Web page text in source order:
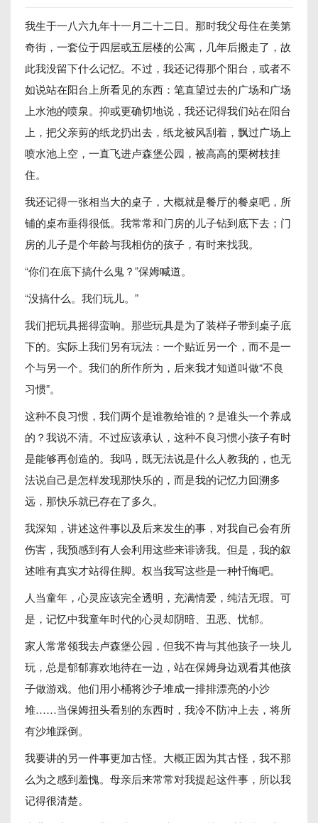
我生于一八六九年十一月二十二日。那时我父母住在美第
奇街，一套位于四层或五层楼的公寓，几年后搬走了，故
此我没留下什么记忆。不过，我还记得那个阳台，或者不
如说站在阳台上所看见的东西：笔直望过去的广场和广场
上水池的喷泉。抑或更确切地说，我还记得我们站在阳台
上，把父亲剪的纸龙扔出去，纸龙被风刮着，飘过广场上
喷水池上空，一直飞进卢森堡公园，被高高的栗树枝挂
住。
我还记得一张相当大的桌子，大概就是餐厅的餐桌吧，所
铺的桌布垂得很低。我常常和门房的儿子钻到底下去；门
房的儿子是个年龄与我相仿的孩子，有时来找我。
“你们在底下搞什么鬼？”保姆喊道。
“没搞什么。我们玩儿。”
我们把玩具摇得蛮响。那些玩具是为了装样子带到桌子底
下的。实际上我们另有玩法：一个贴近另一个，而不是一
个与另一个。我们的所作所为，后来我才知道叫做“不良
习惯”。
这种不良习惯，我们两个是谁教给谁的？是谁头一个养成
的？我说不清。不过应该承认，这种不良习惯小孩子有时
是能够再创造的。我吗，既无法说是什么人教我的，也无
法说自己是怎样发现那快乐的，而是我的记忆力回溯多
远，那快乐就已存在了多久。
我深知，讲述这件事以及后来发生的事，对我自己会有所
伤害，我预感到有人会利用这些来诽谤我。但是，我的叙
述唯有真实才站得住脚。权当我写这些是一种忏悔吧。
人当童年，心灵应该完全透明，充满情爱，纯洁无瑕。可
是，记忆中我童年时代的心灵却阴暗、丑恶、忧郁。
家人常常领我去卢森堡公园，但我不肯与其他孩子一块儿
玩，总是郁郁寡欢地待在一边，站在保姆身边观看其他孩
子做游戏。他们用小桶将沙子堆成一排排漂亮的小沙
堆……当保姆扭头看别的东西时，我冷不防冲上去，将所
有沙堆踩倒。
我要讲的另一件事更加古怪。大概正因为其古怪，我不那
么为之感到羞愧。母亲后来常常对我提起这件事，所以我
记得很清楚。